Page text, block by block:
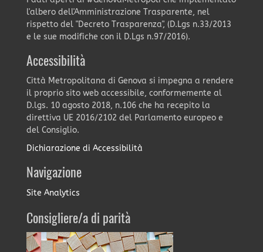
l'albero dell'Amministrazione Trasparente, nel
rispetto del "Decreto Trasparenza", (D.Lgs n.33/2013
e le sue modifiche con il D.Lgs n.97/2016).
Accessibilità
Città Metropolitana di Genova si impegna a rendere
il proprio sito web accessibile, conformemente al
D.lgs. 10 agosto 2018, n.106 che ha recepito la
direttiva UE 2016/2102 del Parlamento europeo e
del Consiglio.
Dichiarazione di Accessibilità
Navigazione
Site Analytics
Consigliere/a di parità